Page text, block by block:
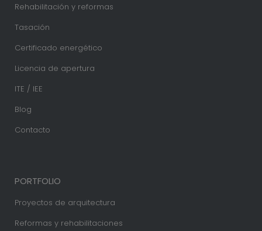
Rehabilitación y reformas
Tasación
Certificado energético
Licencia de apertura
ITE / IEE
Blog
Contacto
PORTFOLIO
Proyectos de arquitectura
Reformas y rehabilitaciones